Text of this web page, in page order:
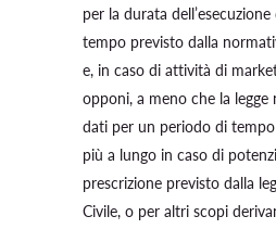
per la durata
tempo previsto dalla
e, in caso di attività di
opponi, a meno che la
dati per un periodo di
più a lungo in caso di
prescrizione previsto dalla
Civile, o per altri scopi